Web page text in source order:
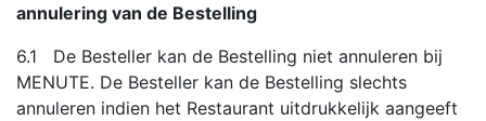
annulering van de Bestelling
6.1 De Besteller kan de Bestelling niet annuleren bij
MENUTE. De Besteller kan de Bestelling slechts
annuleren indien het Restaurant uitdrukkelijk aangeeft